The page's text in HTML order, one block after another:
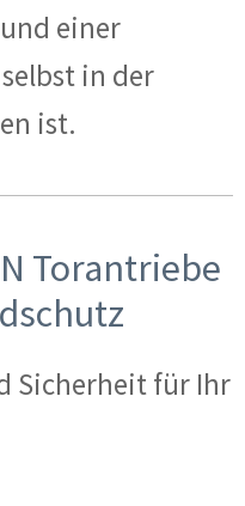
einer
in der
ist.
Torantriebe
Sicherheit für Ihr